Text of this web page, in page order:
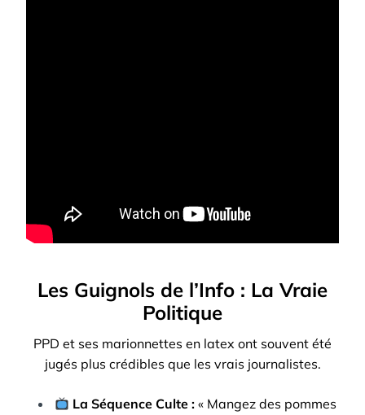
Les Guignols de l’Info : La Vraie
Politique
PPD et ses marionnettes en latex ont souvent été
jugés plus crédibles que les vrais journalistes.
La Séquence Culte : « Mangez des pommes